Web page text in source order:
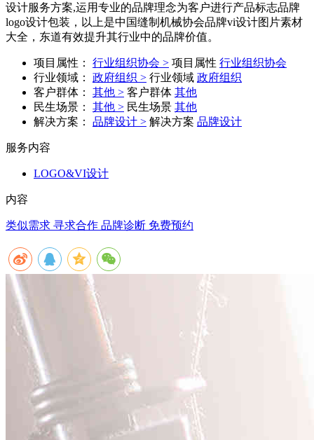
设计服务方案,运用专业的品牌理念为客户进行产品标志品牌
logo设计包装，以上是中国缝制机械协会品牌vi设计图片素材
大全，东道有效提升其行业中的品牌价值。
项目属性： 行业组织协会 > 项目属性 行业组织协会
行业领域：
政府组织 > 行业领域 政府组织
客户群体：
其他 > 客户群体 其他
民生场景：
其他 > 民生场景 其他
解决方案：
品牌设计 > 解决方案 品牌设计
服务内容
LOGO&VI设计
内容
类似需求 寻求合作 品牌诊断 免费预约